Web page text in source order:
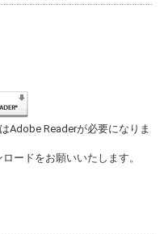
Adobe Readerが必要になりま
ードをお願いいたします。